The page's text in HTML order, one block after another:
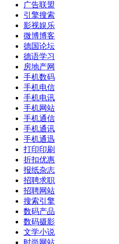
广告联盟
引擎搜索
影视娱乐
微博博客
德国论坛
德语学习
房地产网
手机数码
手机电信
手机电讯
手机网站
手机通信
手机通讯
手机通迅
打印印刷
折扣优惠
报纸杂志
招聘求职
招聘网站
搜索引擎
数码产品
数码摄影
文学小说
时尚网站